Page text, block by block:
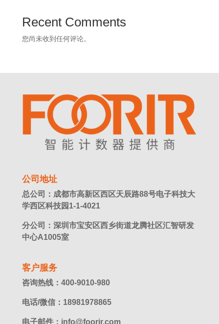
Recent Comments
您尚未收到任何评论。
公司地址
总公司：成都市高新区西区天辰路88号电子科技大
学西区科技园1-1-4021
分公司：深圳市宝安区西乡街道龙腾社区汇智研发
中心A1005室
客户服务
咨询热线：400-9010-980
电话/微信：18981978865
电子邮件：info@foorir.com